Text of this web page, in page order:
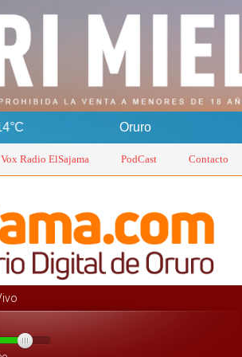
Vox Radio ElSajama PodCast Contacto